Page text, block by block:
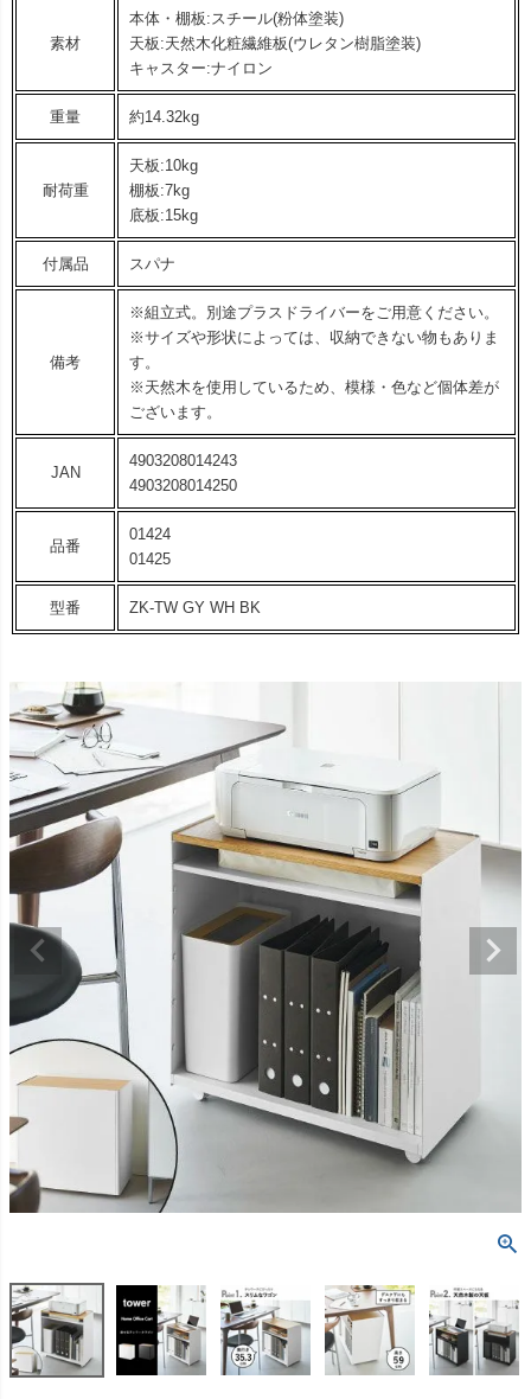
素材
本体・棚板:スチール(粉体塗装)
天板:天然木化粧繊維板(ウレタン樹脂塗装)
キャスター:ナイロン
重量 約14.32kg
耐荷重
天板:10kg
棚板:7kg
底板:15kg
付属品 スパナ
備考
※組立式。別途プラスドライバーをご用意ください。
※サイズや形状によっては、収納できない物もありま
す。
※天然木を使用しているため、模様・色など個体差が
ございます。
JAN
4903208014243
4903208014250
品番
01424
01425
型番 ZK-TW GY WH BK